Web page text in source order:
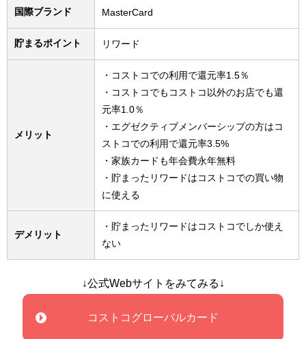
国際ブランド MasterCard
貯まるポイント リワード
メリット
・コストコでの利用で還元率1.5％
・コストコでもコストコ以外のお店でも還
元率1.0％
・エグゼクティブメンバーシップの方はコ
ストコでの利用で還元率3.5%
・家族カードも年会費永年無料
・貯まったリワードはコストコでの買い物
に使える
デメリット
・貯まったリワードはコストコでしか使え
ない
↓公式Webサイトをみてみる↓
コストコグローバルカード